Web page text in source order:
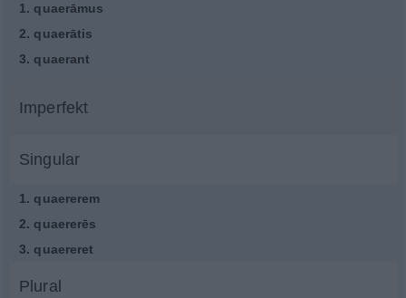
1. quaerāmus
2. quaerātis
3. quaerant
Imperfekt
Singular
1. quaererem
2. quaererēs
3. quaereret
Plural